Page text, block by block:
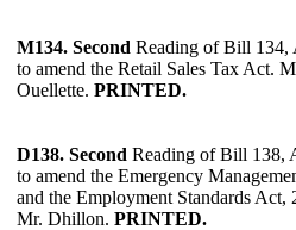
M134. Second Reading of Bill 134,
to amend the Retail Sales Tax Act.
Ouellette. PRINTED.
D138. Second Reading of Bill 138,
to amend the Emergency
and the Employment Standards Act,
Mr. Dhillon. PRINTED.